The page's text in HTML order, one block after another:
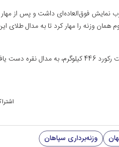
بود، اما در حرکت سوم همان وزنه را مهار کرد تا به مدال
پسر فوق‌سنگین وزنه برداری ایران و فولاد مبارکه سپاهان در مجموع با ثبت رکورد 446
وزنه‌برداری سپاهان